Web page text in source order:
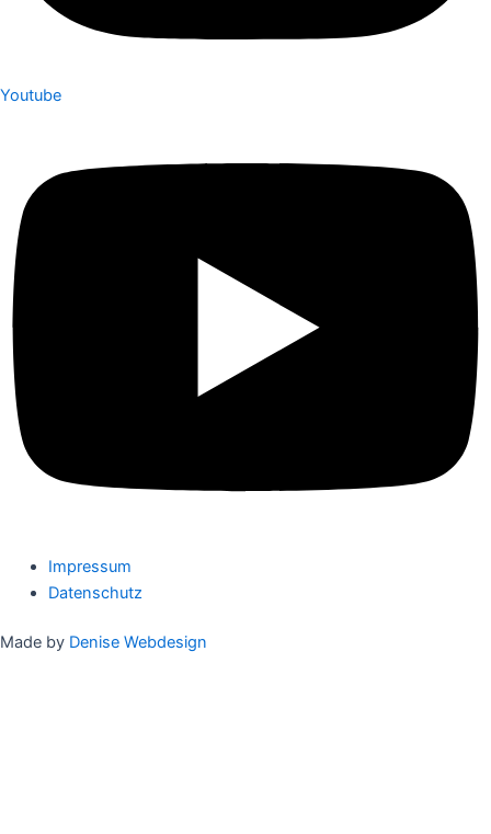
Youtube
Impressum
Datenschutz
Made by Denise Webdesign